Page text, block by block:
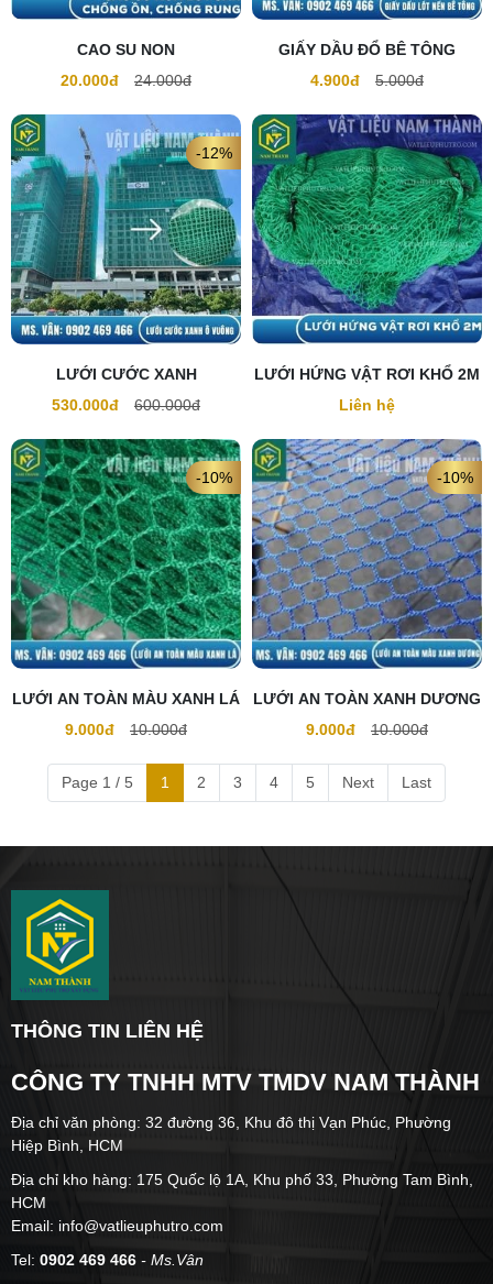
CAO SU NON
20.000đ
24.000đ
GIẤY DẦU ĐỔ BÊ TÔNG
4.900đ
5.000đ
LƯỚI CƯỚC XANH
530.000đ
600.000đ
-12%
LƯỚI HỨNG VẬT RƠI KHỔ 2M
Liên hệ
LƯỚI AN TOÀN MÀU XANH LÁ
9.000đ
10.000đ
-10%
LƯỚI AN TOÀN XANH DƯƠNG
9.000đ
10.000đ
-10%
Page 1 / 5 1 2 3 4 5 Next Last
THÔNG TIN LIÊN HỆ
CÔNG TY TNHH MTV TMDV NAM THÀNH
Địa chỉ văn phòng: 32 đường 36, Khu đô thị Vạn Phúc, Phường
Hiệp Bình, HCM
Địa chỉ kho hàng: 175 Quốc lộ 1A, Khu phố 33, Phường Tam Bình,
HCM
Email: info@vatlieuphutro.com
Tel: 0902 469 466 - Ms.Vân